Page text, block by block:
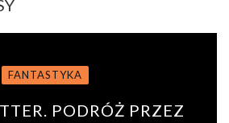
FANTASTYKA
PODRÓŻ PRZEZ